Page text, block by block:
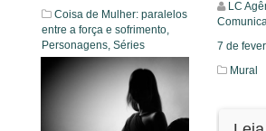
Coisa de Mulher: paralelos
entre a força e sofrimento,
Personagens, Séries
Leia Mais
LC
7 de
Mural